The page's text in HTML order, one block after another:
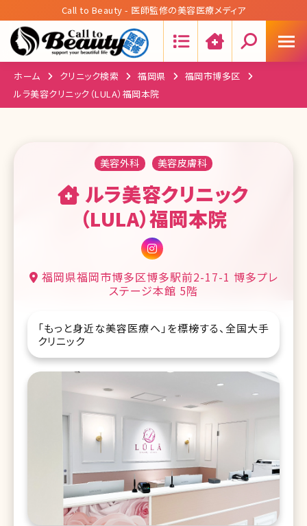
Call to Beauty - 医師監修の美容医療メディア
ホーム クリニック検索 福岡県
福岡市博多区
ルラ美容クリニック（LULA）福岡本院
美容外科 美容皮膚科
ルラ美容クリニック
（LULA）福岡本院
福岡県福岡市博多区博多駅前2-17-1 博多プレ
ステージ本館 5階
「もっと身近な美容医療へ」を標榜する、全国大手
クリニック